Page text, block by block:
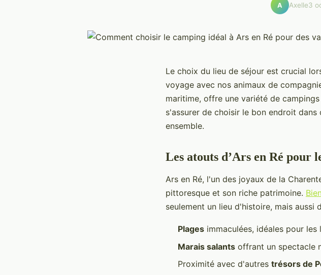
A Axelle3
Le choix du lieu de séjour est crucial
voyage avec nos animaux de
maritime, offre une variété de
s'assurer de choisir le bon endroit
ensemble.
Les atouts d’Ars en Ré pour
Ars en Ré, l'un des joyaux de la
pittoresque et son riche patrimoine.
seulement un lieu d'histoire, mais aussi
Plages immaculées, idéales pour
Marais salants offrant un spectacle
Proximité avec d'autres trésors de